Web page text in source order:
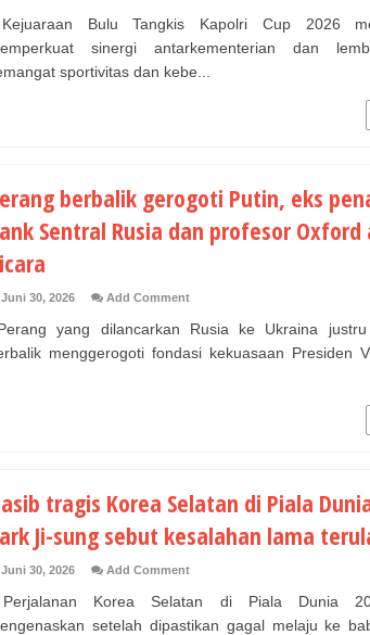
Bulu Tangkis Kapolri Cup 2026
sinergi antarkementerian dan
sportivitas dan kebe...
berbalik gerogoti Putin, eks
Sentral Rusia dan profesor
Juni 30, 2026 Add Comment
yang dilancarkan Rusia ke Ukraina
menggerogoti fondasi kekuasaan Presiden
tragis Korea Selatan di Piala
Ji-sung sebut kesalahan lama
Juni 30, 2026 Add Comment
Korea Selatan di Piala Dunia
setelah dipastikan gagal melaju ke